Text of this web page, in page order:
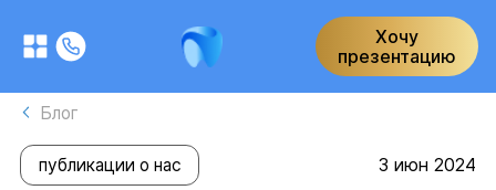
Хочу
презентацию
Блог
публикации о нас 3 июн 2024